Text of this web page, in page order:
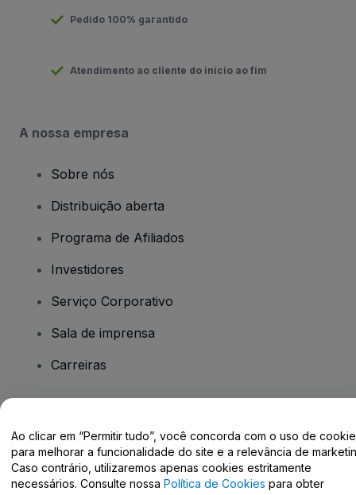
Pedido 100% garantido
Atendimento ao cliente do início ao fim
A nossa empresa
Sobre nós
Distribuição aberta
Programa de Afiliados
Investidores
Serviço Corporativo
Sala de imprensa
Carreiras
Centro de Ajuda / Fale Conosco
Ao clicar em “Permitir tudo”, você concorda com o uso de
para melhorar a funcionalidade do site e a relevância de
Caso contrário, utilizaremos apenas cookies estritamente
necessários. Consulte nossa Política de Cookies para obter